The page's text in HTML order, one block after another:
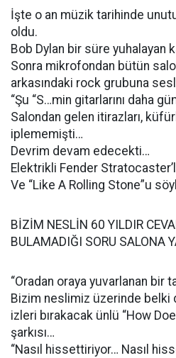
İşte o an müzik tarihinde
oldu.
Bob Dylan bir süre yuhalayan
Sonra mikrofondan bütün
arkasındaki rock grubuna
“Şu “S…min gitarlarını daha
Salondan gelen itirazları,
iplememişti…
Devrim devam edecekti…
Elektrikli Fender
Ve “Like A Rolling Stone”u
BİZİM NESLİN 60 YILDIR
BULAMADIĞI SORU SALONA
“Oradan oraya yuvarlanan bir
Bizim neslimiz üzerinde belki
izleri bırakacak ünlü “How
şarkısı…
“Nasıl hissettiriyor… Nasıl